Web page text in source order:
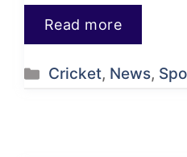
Read more
Categories
Cricket, News,